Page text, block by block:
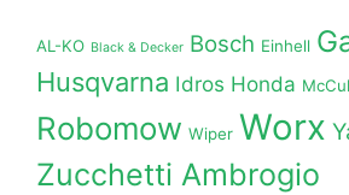
AL-KO Black & Decker Bosch Einhell
Husqvarna Idros Honda
Robomow Wiper Worx
Zucchetti Ambrogio